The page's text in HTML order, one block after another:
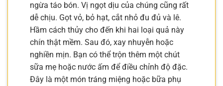
ngừa táo bón. Vị ngọt dịu của chúng cũng rất
dễ chịu. Gọt vỏ, bỏ hạt, cắt nhỏ đu đủ và lê.
Hầm cách thủy cho đến khi hai loại quả này
chín thật mềm. Sau đó, xay nhuyễn hoặc
nghiền mịn. Bạn có thể trộn thêm một chút
sữa mẹ hoặc nước ấm để điều chỉnh độ đặc.
Đây là một món tráng miệng hoặc bữa phụ